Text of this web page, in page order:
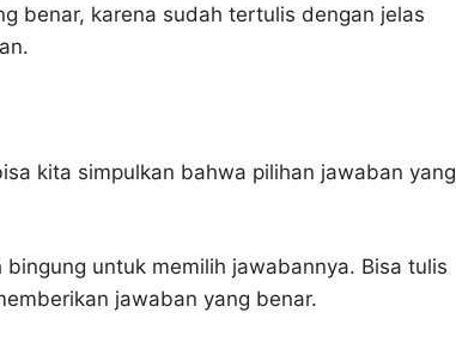
benar, karena sudah tertulis dengan jelas
kita simpulkan bahwa pilihan jawaban yang
untuk memilih jawabannya. Bisa tulis
jawaban yang benar.